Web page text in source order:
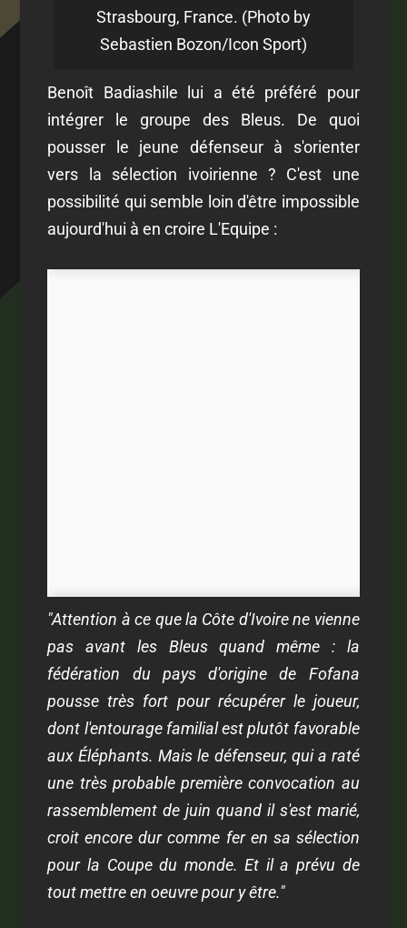
Strasbourg, France. (Photo by
Sebastien Bozon/Icon Sport)
Benoît Badiashile lui a été préféré pour
intégrer le groupe des Bleus. De quoi
pousser le jeune défenseur à s'orienter
vers la sélection ivoirienne ? C'est une
possibilité qui semble loin d'être impossible
aujourd'hui à en croire L'Equipe :
"Attention à ce que la Côte d'Ivoire ne vienne
pas avant les Bleus quand même : la
fédération du pays d'origine de Fofana
pousse très fort pour récupérer le joueur,
dont l'entourage familial est plutôt favorable
aux Éléphants. Mais le défenseur, qui a raté
une très probable première convocation au
rassemblement de juin quand il s'est marié,
croit encore dur comme fer en sa sélection
pour la Coupe du monde. Et il a prévu de
tout mettre en oeuvre pour y être."